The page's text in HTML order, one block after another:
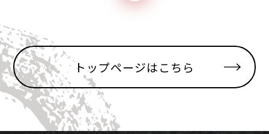
トップページはこちら